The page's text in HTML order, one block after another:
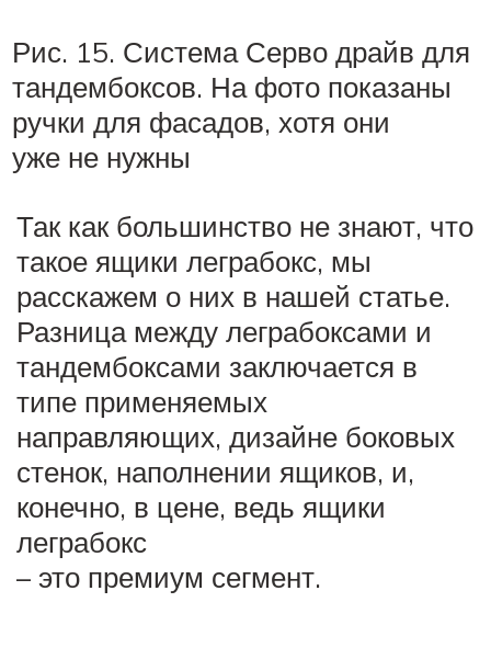
Рис. 15. Система Серво драйв для
тандембоксов. На фото показаны
ручки для фасадов, хотя они
уже не нужны
Так как большинство не знают, что
такое ящики леграбокс, мы
расскажем о них в нашей статье.
Разница между леграбоксами и
тандембоксами заключается в
типе применяемых
направляющих, дизайне боковых
стенок, наполнении ящиков, и,
конечно, в цене, ведь ящики
леграбокс
– это премиум сегмент.